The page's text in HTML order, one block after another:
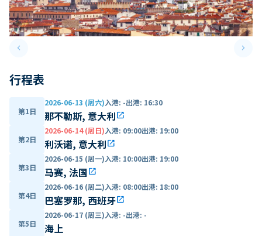
keyboard_arrow_leftPrevious slide keyboard_arrow_right
行程表
第1日
2026-06-13 (周六)入港: -出港: 16:30
那不勒斯, 意大利open_in_new
第2日
2026-06-14 (周日)入港: 09:00出港: 19:00
利沃诺, 意大利open_in_new
第3日
2026-06-15 (周一)入港: 10:00出港: 19:00
马赛, 法国open_in_new
第4日
2026-06-16 (周二)入港: 08:00出港: 18:00
巴塞罗那, 西班牙open_in_new
第5日
2026-06-17 (周三)入港: -出港: -
海上